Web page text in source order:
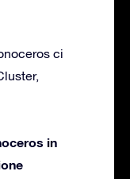
ci
in